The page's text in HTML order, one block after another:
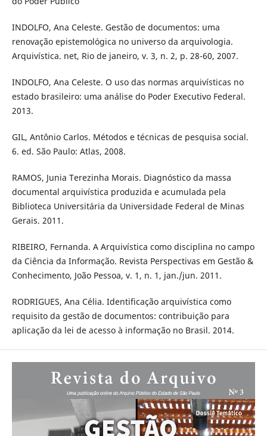
INDOLFO, Ana Celeste. Gestão de documentos: uma
renovação epistemológica no universo da arquivologia.
Arquivística. net, Rio de janeiro, v. 3, n. 2, p. 28-60, 2007.
INDOLFO, Ana Celeste. O uso das normas arquivísticas no
estado brasileiro: uma análise do Poder Executivo Federal.
2013.
GIL, Antônio Carlos. Métodos e técnicas de pesquisa social.
6. ed. São Paulo: Atlas, 2008.
RAMOS, Junia Terezinha Morais. Diagnóstico da massa
documental arquivística produzida e acumulada pela
Biblioteca Universitária da Universidade Federal de Minas
Gerais. 2011.
RIBEIRO, Fernanda. A Arquivística como disciplina no campo
da Ciência da Informação. Revista Perspectivas em Gestão &
Conhecimento, João Pessoa, v. 1, n. 1, jan./jun. 2011.
RODRIGUES, Ana Célia. Identificação arquivística como
requisito da gestão de documentos: contribuição para
aplicação da lei de acesso à informação no Brasil. 2014.